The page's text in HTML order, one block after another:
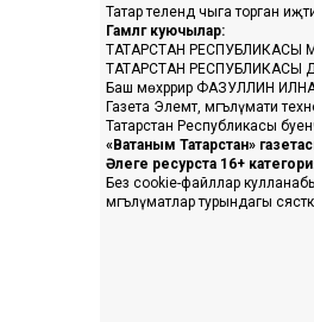
Татар телендә чыга торган
Гамәлгә куючылар:
ТАТАРСТАН РЕСПУБЛИКАСЫ
ТАТАРСТАН РЕСПУБЛИКАСЫ
Баш мөхәррир ФАЗУЛЛИН
Газета Элемтә, мәгълүмати
Татарстан Республикасы
«Ватаным Татарстан»
Әлеге ресурста 16+
Без cookie-файллар
мәгълүматлар турындагы